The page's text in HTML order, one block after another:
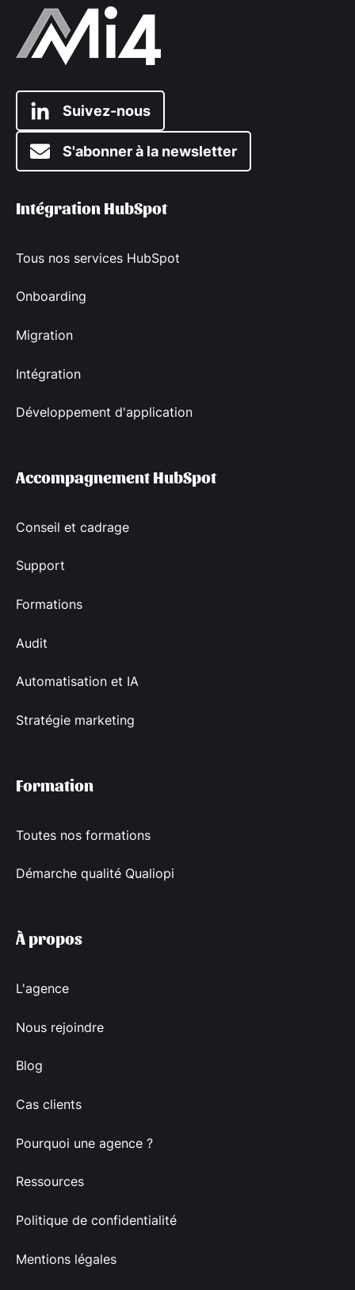
Suivez-nous
S'abonner à la newsletter
Intégration HubSpot
Tous nos services HubSpot
Onboarding
Migration
Intégration
Développement d'application
Accompagnement HubSpot
Conseil et cadrage
Support
Formations
Audit
Automatisation et IA
Stratégie marketing
Formation
Toutes nos formations
Démarche qualité Qualiopi
À propos
L'agence
Nous rejoindre
Blog
Cas clients
Pourquoi une agence ?
Ressources
Politique de confidentialité
Mentions légales